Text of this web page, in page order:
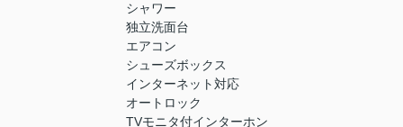
シャワー
独立洗面台
エアコン
シューズボックス
インターネット対応
オートロック
TVモニタ付インターホン